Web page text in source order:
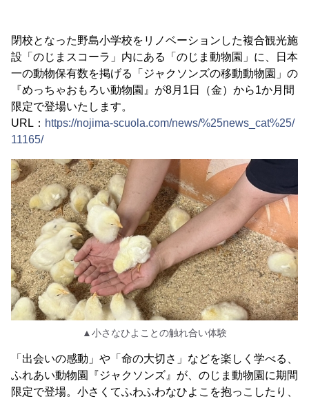
閉校となった野島小学校をリノベーションした複合観光施
設「のじまスコーラ」内にある「のじま動物園」に、日本
一の動物保有数を掲げる「ジャクソンズの移動動物園」の
『めっちゃおもろい動物園』が8月1日（金）から1か月間
限定で登場いたします。
URL： https://nojima-scuola.com/news/%25news_cat%25/
11165/
▲小さなひよことの触れ合い体験
「出会いの感動」や「命の大切さ」などを楽しく学べる、
ふれあい動物園『ジャクソンズ』が、のじま動物園に期間
限定で登場。小さくてふわふわなひよこを抱っこしたり、